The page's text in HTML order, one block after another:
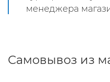
менеджера
Самовывоз из